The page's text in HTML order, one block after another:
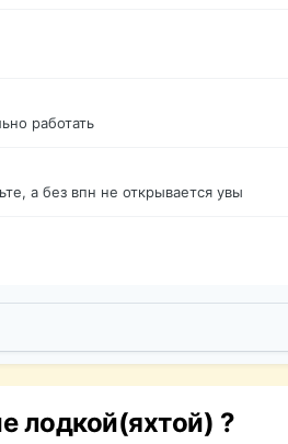
работать
а без впн не открывается увы
лодкой(яхтой) ?